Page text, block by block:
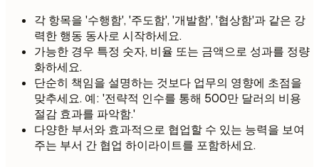
각 항목을 '수행함', '주도함', '개발함', '협상함'과 같은 강
력한 행동 동사로 시작하세요.
가능한 경우 특정 숫자, 비율 또는 금액으로 성과를 정량
화하세요.
단순히 책임을 설명하는 것보다 업무의 영향에 초점을
맞추세요. 예: '전략적 인수를 통해 500만 달러의 비용
절감 효과를 파악함.'
다양한 부서와 효과적으로 협업할 수 있는 능력을 보여
주는 부서 간 협업 하이라이트를 포함하세요.